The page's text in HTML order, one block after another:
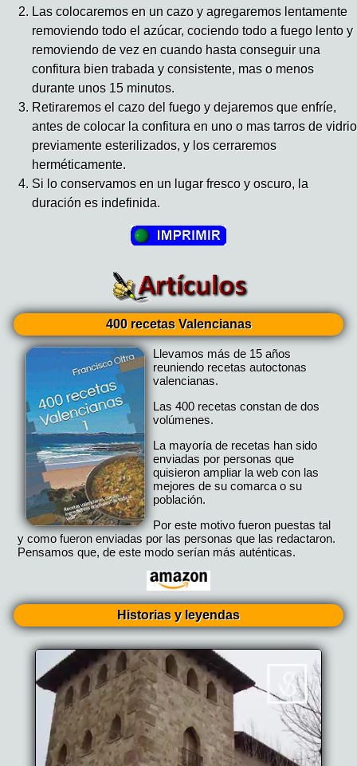
Las colocaremos en un cazo y agregaremos lentamente
removiendo todo el azúcar, cociendo todo a fuego lento y
removiendo de vez en cuando hasta conseguir una
confitura bien trabada y consistente, mas o menos
durante unos 15 minutos.
Retiraremos el cazo del fuego y dejaremos que enfríe,
antes de colocar la confitura en uno o mas tarros de vidrio
previamente esterilizados, y los cerraremos
herméticamente.
Si lo conservamos en un lugar fresco y oscuro, la
duración es indefinida.
400 recetas Valencianas
Llevamos más de 15 años
reuniendo recetas autoctonas
valencianas.
Las 400 recetas constan de dos
volúmenes.
La mayoría de recetas han sido
enviadas por personas que
quisieron ampliar la web con las
mejores de su comarca o su
población.
Por este motivo fueron puestas tal
y como fueron enviadas por las personas que las redactaron.
Pensamos que, de este modo serían más auténticas.
Historias y leyendas